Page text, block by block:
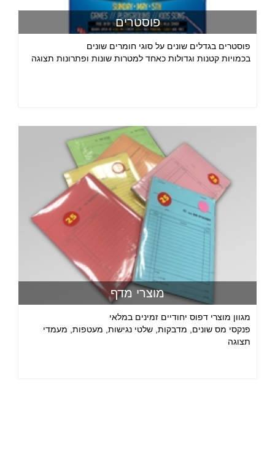
פוסטרים
פוסטרים בגדלים שונים על סוגי חומרים שונים
בכמויות קטנות וגדולות כאחד למטרות שונות ופתרונות תצוגה
מוצרי מדף
מגוון מוצרי דפוס יחודיים זמינים במלאי
פנקסי מס שונים, מדבקות, שלטי נגישות, מעטפות, מעמדי
תצוגה